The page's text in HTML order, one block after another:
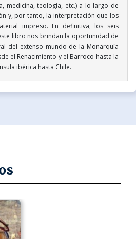
medicina, teología, etc.) a lo largo de
y, por tanto, la interpretación que los
impreso. En definitiva, los seis
libro nos brindan la oportunidad de
del extenso mundo de la Monarquía
el Renacimiento y el Barroco hasta la
ibérica hasta Chile.